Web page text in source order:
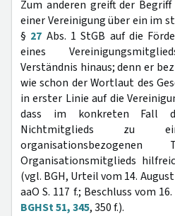
Zum anderen greift der
einer Vereinigung über ein im
§ 27 Abs. 1 StGB auf die
eines
Verständnis hinaus; denn er
wie schon der Wortlaut des
in erster Linie auf die
dass im konkreten Fall
Nichtmitglieds zu
Organisationsmitglieds
(vgl. BGH, Urteil vom 14.
aaO S. 117 f.; Beschluss vom
BGHSt 51, 345, 350 f.).